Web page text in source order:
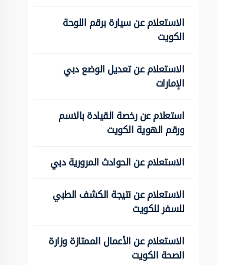
الاستعلام عن سيارة برقم اللوحة
الكويت
الاستعلام عن تعديل الوضع دبي
الإمارات
استعلام عن رخصة القيادة بالاسم
ورقم الهوية الكويت
الاستعلام عن الحوادث المرورية دبي
الاستعلام عن نتيجة الكشف الطبي
للسفر للكويت
الاستعلام عن الأعمال الممتازة وزارة
الصحة الكويت